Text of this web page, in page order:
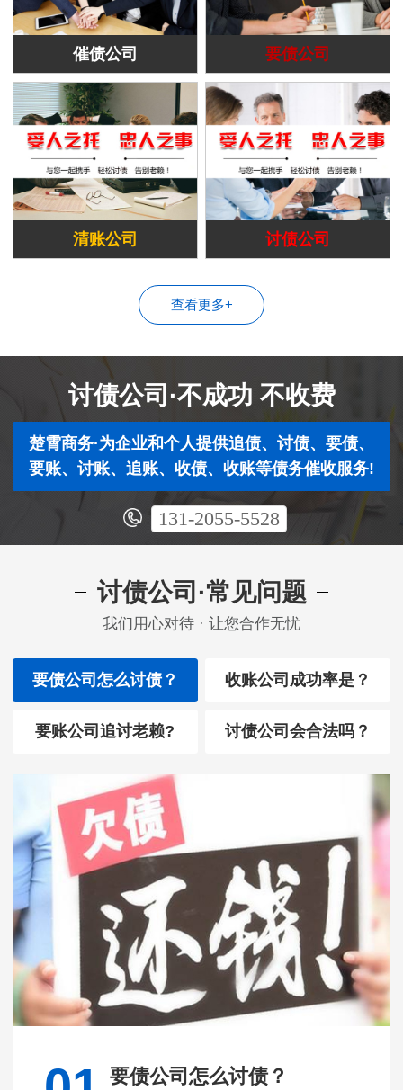
催债公司 要债公司
清账公司 讨债公司
查看更多+
讨债公司·不成功 不收费
楚霄商务·为企业和个人提供追债、讨债、要债、
要账、讨账、追账、收债、收账等债务催收服务!
131-2055-5528
讨债公司·常见问题
我们用心对待 · 让您合作无忧
要债公司怎么讨债？ 收账公司成功率是？
要账公司追讨老赖? 讨债公司会合法吗？
要债公司怎么讨债？